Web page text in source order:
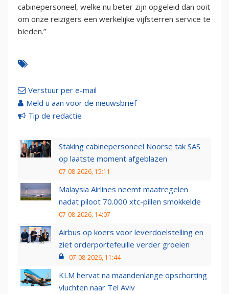
cabinepersoneel, welke nu beter zijn opgeleid dan ooit
om onze reizigers een werkelijke vijfsterren service te
bieden.”
Verstuur per e-mail
Meld u aan voor de nieuwsbrief
Tip de redactie
Staking cabinepersoneel Noorse tak SAS
op laatste moment afgeblazen
07-08-2026, 15:11
Malaysia Airlines neemt maatregelen
nadat piloot 70.000 xtc-pillen smokkelde
07-08-2026, 14:07
Airbus op koers voor leverdoelstelling en
ziet orderportefeuille verder groeien
07-08-2026, 11:44
KLM hervat na maandenlange opschorting
vluchten naar Tel Aviv